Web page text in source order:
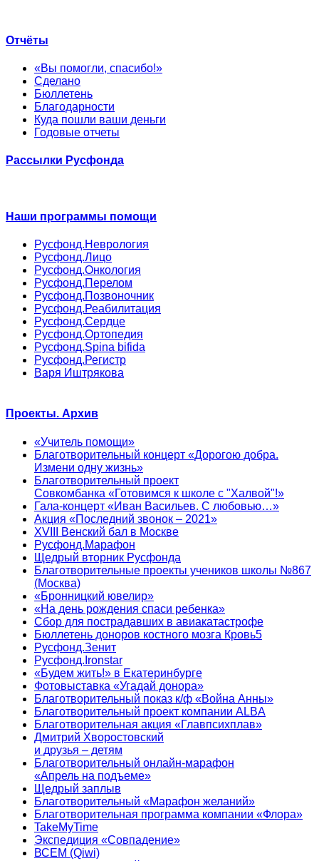
Отчёты
«Вы помогли, спасибо!»
Сделано
Бюллетень
Благодарности
Куда пошли ваши деньги
Годовые отчеты
Рассылки Русфонда
Наши программы помощи
Русфонд.Неврология
Русфонд.Лицо
Русфонд.Онкология
Русфонд.Перелом
Русфонд.Позвоночник
Русфонд.Реабилитация
Русфонд.Сердце
Русфонд.Ортопедия
Русфонд.Spina bifida
Русфонд.Регистр
Варя Иштрякова
Проекты. Архив
«Учитель помощи»
Благотворительный концерт «Дорогою добра.
Измени одну жизнь»
Благотворительный проект
Совкомбанка «Готовимся к школе с "Халвой"!»
Гала-концерт «Иван Васильев. С любовью…»
Акция «Последний звонок – 2021»
XVIII Венский бал в Москве
Русфонд.Марафон
Щедрый вторник Русфонда
Благотворительные проекты учеников школы №867
(Москва)
«Бронницкий ювелир»
«На день рождения спаси ребенка»
Сбор для пострадавших в авиакатастрофе
Бюллетень доноров костного мозга Кровь5
Русфонд.Зенит
Русфонд.Ironstar
«Будем жить!» в Екатеринбурге
Фотовыставка «Угадай донора»
Благотворительный показ к/ф «Война Анны»
Благотворительный проект компании ALBA
Благотворительная акция «Главпсихплав»
Дмитрий Хворостовский
и друзья – детям
Благотворительный онлайн‑марафон
«Апрель на подъеме»
Щедрый заплыв
Благотворительный «Марафон желаний»
Благотворительная программа компании «Флора»
TakeMyTime
Экспедиция «Совпадение»
ВСЕМ (Qiwi)